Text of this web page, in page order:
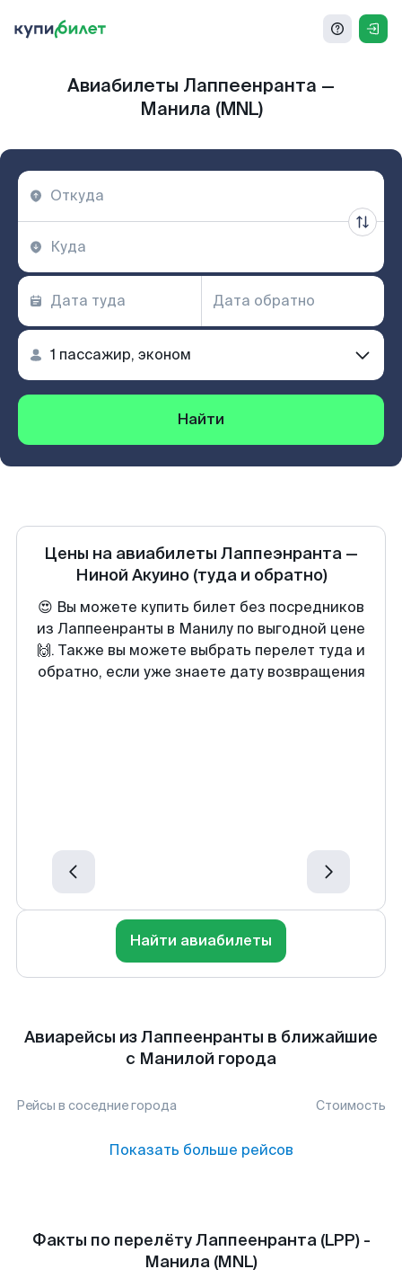
Авиабилеты Лаппеенранта —
Манила (MNL)
Найти
Цены на авиабилеты Лаппеэнранта —
Ниной Акуино (туда и обратно)
😍 Вы можете купить билет без посредников
из Лаппеенранты в Манилу по выгодной цене
🙌. Также вы можете выбрать перелет туда и
обратно, если уже знаете дату возвращения
Найти авиабилеты
Авиарейсы из Лаппеенранты в ближайшие
с Манилой города
Рейсы в соседние города Стоимость
Показать больше рейсов
Факты по перелёту Лаппеенранта (LPP) -
Манила (MNL)